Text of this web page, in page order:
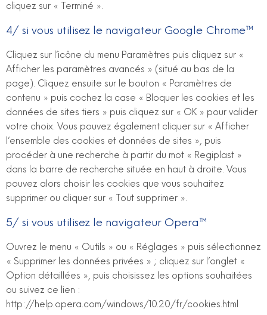
cliquez sur « Terminé ».
4/ si vous utilisez le navigateur Google Chrome™
Cliquez sur l’icône du menu Paramètres puis cliquez sur «
Afficher les paramètres avancés » (situé au bas de la
page). Cliquez ensuite sur le bouton « Paramètres de
contenu » puis cochez la case « Bloquer les cookies et les
données de sites tiers » puis cliquez sur « OK » pour valider
votre choix. Vous pouvez également cliquer sur « Afficher
l’ensemble des cookies et données de sites », puis
procéder à une recherche à partir du mot « Regiplast »
dans la barre de recherche située en haut à droite. Vous
pouvez alors choisir les cookies que vous souhaitez
supprimer ou cliquer sur « Tout supprimer ».
5/ si vous utilisez le navigateur Opera™
Ouvrez le menu « Outils » ou « Réglages » puis sélectionnez
« Supprimer les données privées » ; cliquez sur l’onglet «
Option détaillées », puis choisissez les options souhaitées
ou suivez ce lien :
http://help.opera.com/windows/10.20/fr/cookies.html